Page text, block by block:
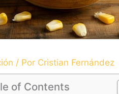
/ Por Cristian Fernández
of Contents